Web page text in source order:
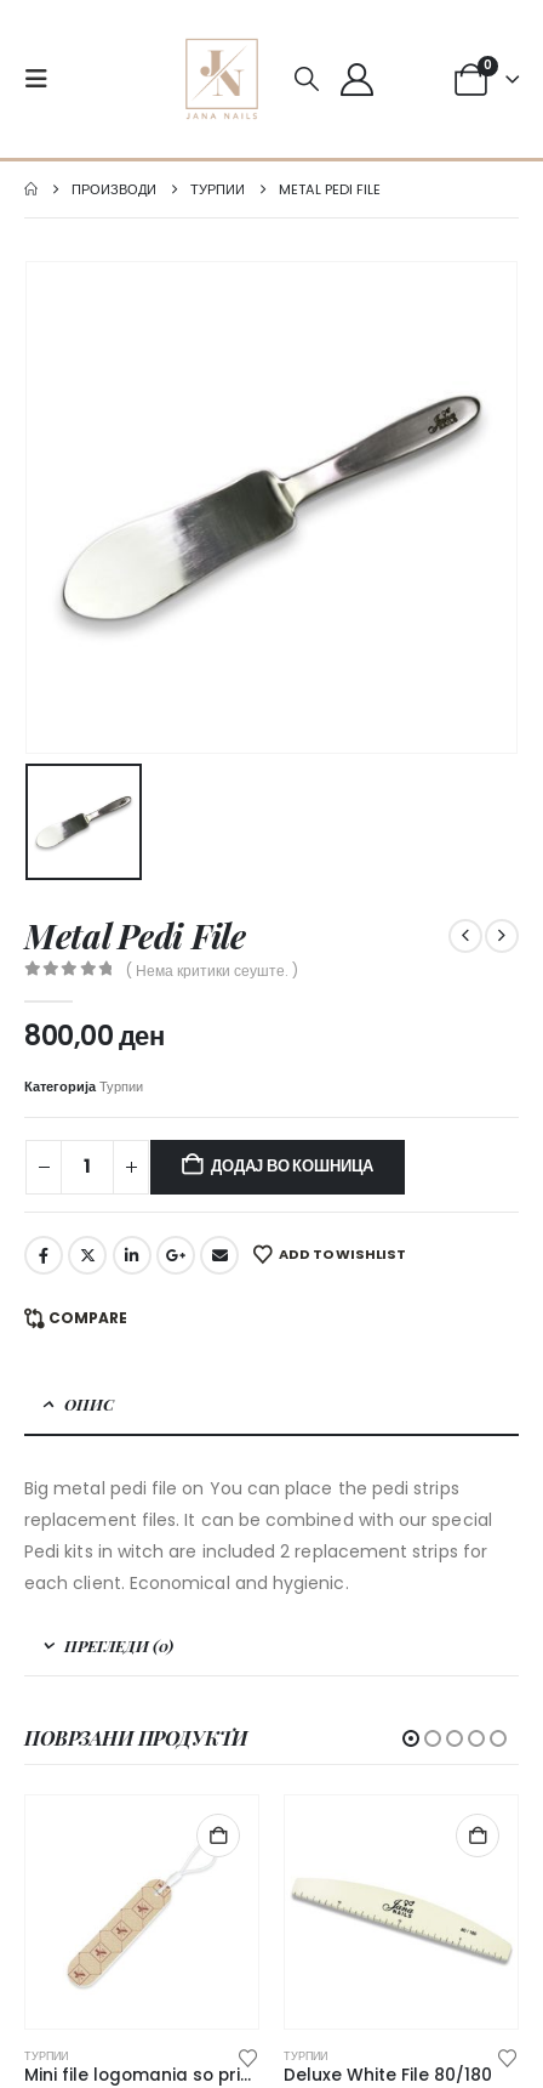
0
ПРОИЗВОДИ ТУРПИИ METAL PEDI FILE
Metal Pedi File
( Нема критики сеуште. )
800,00ден
КатегоријаТурпии
ДОДАЈ ВО КОШНИЦА
ADD TO WISHLIST
COMPARE
ОПИС
Big metal pedi file on You can place the pedi strips
replacement files. It can be combined with our special
Pedi kits in witch are included 2 replacement strips for
each client. Economical and hygienic.
ПРЕГЛЕДИ (0)
ПОВРЗАНИ ПРОДУКТИ
ТУРПИИ
Mini file logomania so privrzok
ТУРПИИ
Deluxe White File 80/180